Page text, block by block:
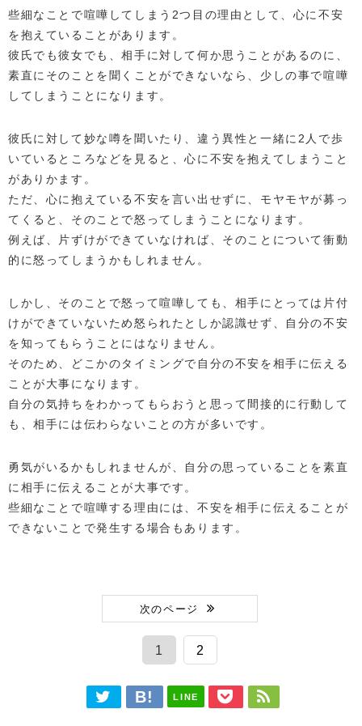
些細なことで喧嘩してしまう2つ目の理由として、心に不安
を抱えていることがあります。
彼氏でも彼女でも、相手に対して何か思うことがあるのに、
素直にそのことを聞くことができないなら、少しの事で喧嘩
してしまうことになります。
彼氏に対して妙な噂を聞いたり、違う異性と一緒に2人で歩
いているところなどを見ると、心に不安を抱えてしまうこと
がありかます。
ただ、心に抱えている不安を言い出せずに、モヤモヤが募っ
てくると、そのことで怒ってしまうことになります。
例えば、片ずけができていなければ、そのことについて衝動
的に怒ってしまうかもしれません。
しかし、そのことで怒って喧嘩しても、相手にとっては片付
けができていないため怒られたとしか認識せず、自分の不安
を知ってもらうことにはなりません。
そのため、どこかのタイミングで自分の不安を相手に伝える
ことが大事になります。
自分の気持ちをわかってもらおうと思って間接的に行動して
も、相手には伝わらないことの方が多いです。
勇気がいるかもしれませんが、自分の思っていることを素直
に相手に伝えることが大事です。
些細なことで喧嘩する理由には、不安を相手に伝えることが
できないことで発生する場合もあります。
次のページ
1 2
LINE